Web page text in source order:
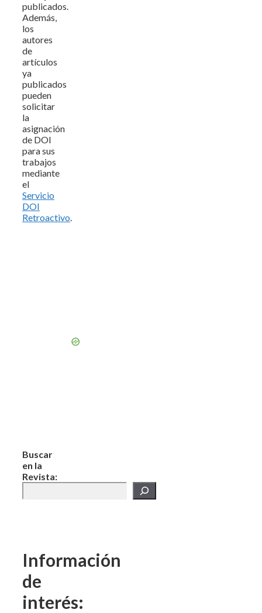
publicados.
Además,
los
autores
de
artículos
ya
publicados
pueden
solicitar
la
asignación
de DOI
para sus
trabajos
mediante
el
Servicio
DOI
Retroactivo
Buscar
en la
Revista:
Información
de
interés: